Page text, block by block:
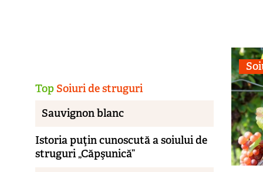
TopSoiuri de struguri
Sauvignon blanc
Istoria puţin cunoscută a soiului de
struguri „Căpşunică”